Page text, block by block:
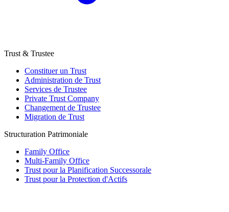
Trust & Trustee
Constituer un Trust
Administration de Trust
Services de Trustee
Private Trust Company
Changement de Trustee
Migration de Trust
Structuration Patrimoniale
Family Office
Multi-Family Office
Trust pour la Planification Successorale
Trust pour la Protection d'Actifs